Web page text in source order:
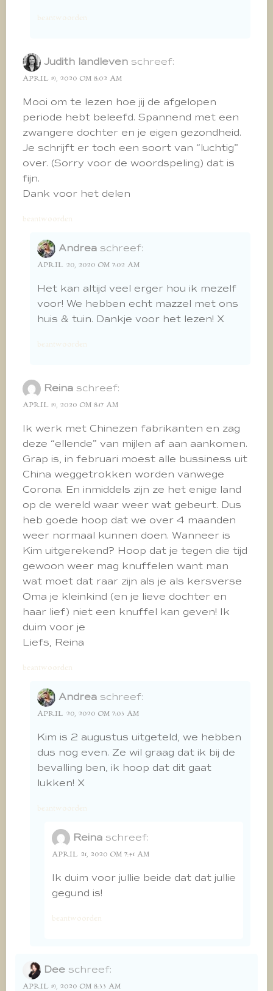
beantwoorden
Judith landleven schreef:
APRIL 19, 2020 OM 8:02 AM
Mooi om te lezen hoe jij de afgelopen
periode hebt beleefd. Spannend met een
zwangere dochter en je eigen gezondheid.
Je schrijft er toch een soort van “luchtig”
over. (Sorry voor de woordspeling) dat is
fijn.
Dank voor het delen
beantwoorden
Andrea schreef:
APRIL 20, 2020 OM 7:02 AM
Het kan altijd veel erger hou ik mezelf
voor! We hebben echt mazzel met ons
huis & tuin. Dankje voor het lezen! X
beantwoorden
Reina schreef:
APRIL 19, 2020 OM 8:17 AM
Ik werk met Chinezen fabrikanten en zag
deze “ellende” van mijlen af aan aankomen.
Grap is, in februari moest alle bussiness uit
China weggetrokken worden vanwege
Corona. En inmiddels zijn ze het enige land
op de wereld waar weer wat gebeurt. Dus
heb goede hoop dat we over 4 maanden
weer normaal kunnen doen. Wanneer is
Kim uitgerekend? Hoop dat je tegen die tijd
gewoon weer mag knuffelen want man
wat moet dat raar zijn als je als kersverse
Oma je kleinkind (en je lieve dochter en
haar lief) niet een knuffel kan geven! Ik
duim voor je
Liefs, Reina
beantwoorden
Andrea schreef:
APRIL 20, 2020 OM 7:03 AM
Kim is 2 augustus uitgeteld, we hebben
dus nog even. Ze wil graag dat ik bij de
bevalling ben, ik hoop dat dit gaat
lukken! X
beantwoorden
Reina schreef:
APRIL 21, 2020 OM 7:41 AM
Ik duim voor jullie beide dat dat jullie
gegund is!
beantwoorden
Dee schreef:
APRIL 19, 2020 OM 8:33 AM